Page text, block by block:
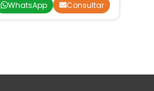
WhatsApp Consultar